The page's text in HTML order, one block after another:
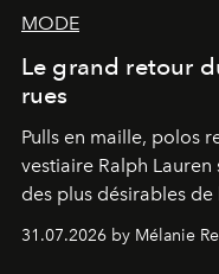
MODE
Le grand retour
rues
Pulls en maille, polos
vestiaire Ralph
des plus désirables de
31.07.2026 by Mélanie